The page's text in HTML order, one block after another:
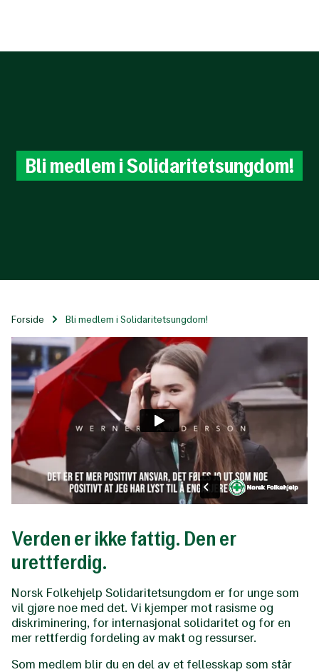
BlimedlemiSolidaritetsungdom!
Forside Bli medlem i Solidaritetsungdom!
Verden er ikke fattig. Den er
urettferdig.
Norsk Folkehjelp Solidaritetsungdom er for unge som
vil gjøre noe med det. Vi kjemper mot rasisme og
diskriminering, for internasjonal solidaritet og for en
mer rettferdig fordeling av makt og ressurser.
Som medlem blir du en del av et fellesskap som står